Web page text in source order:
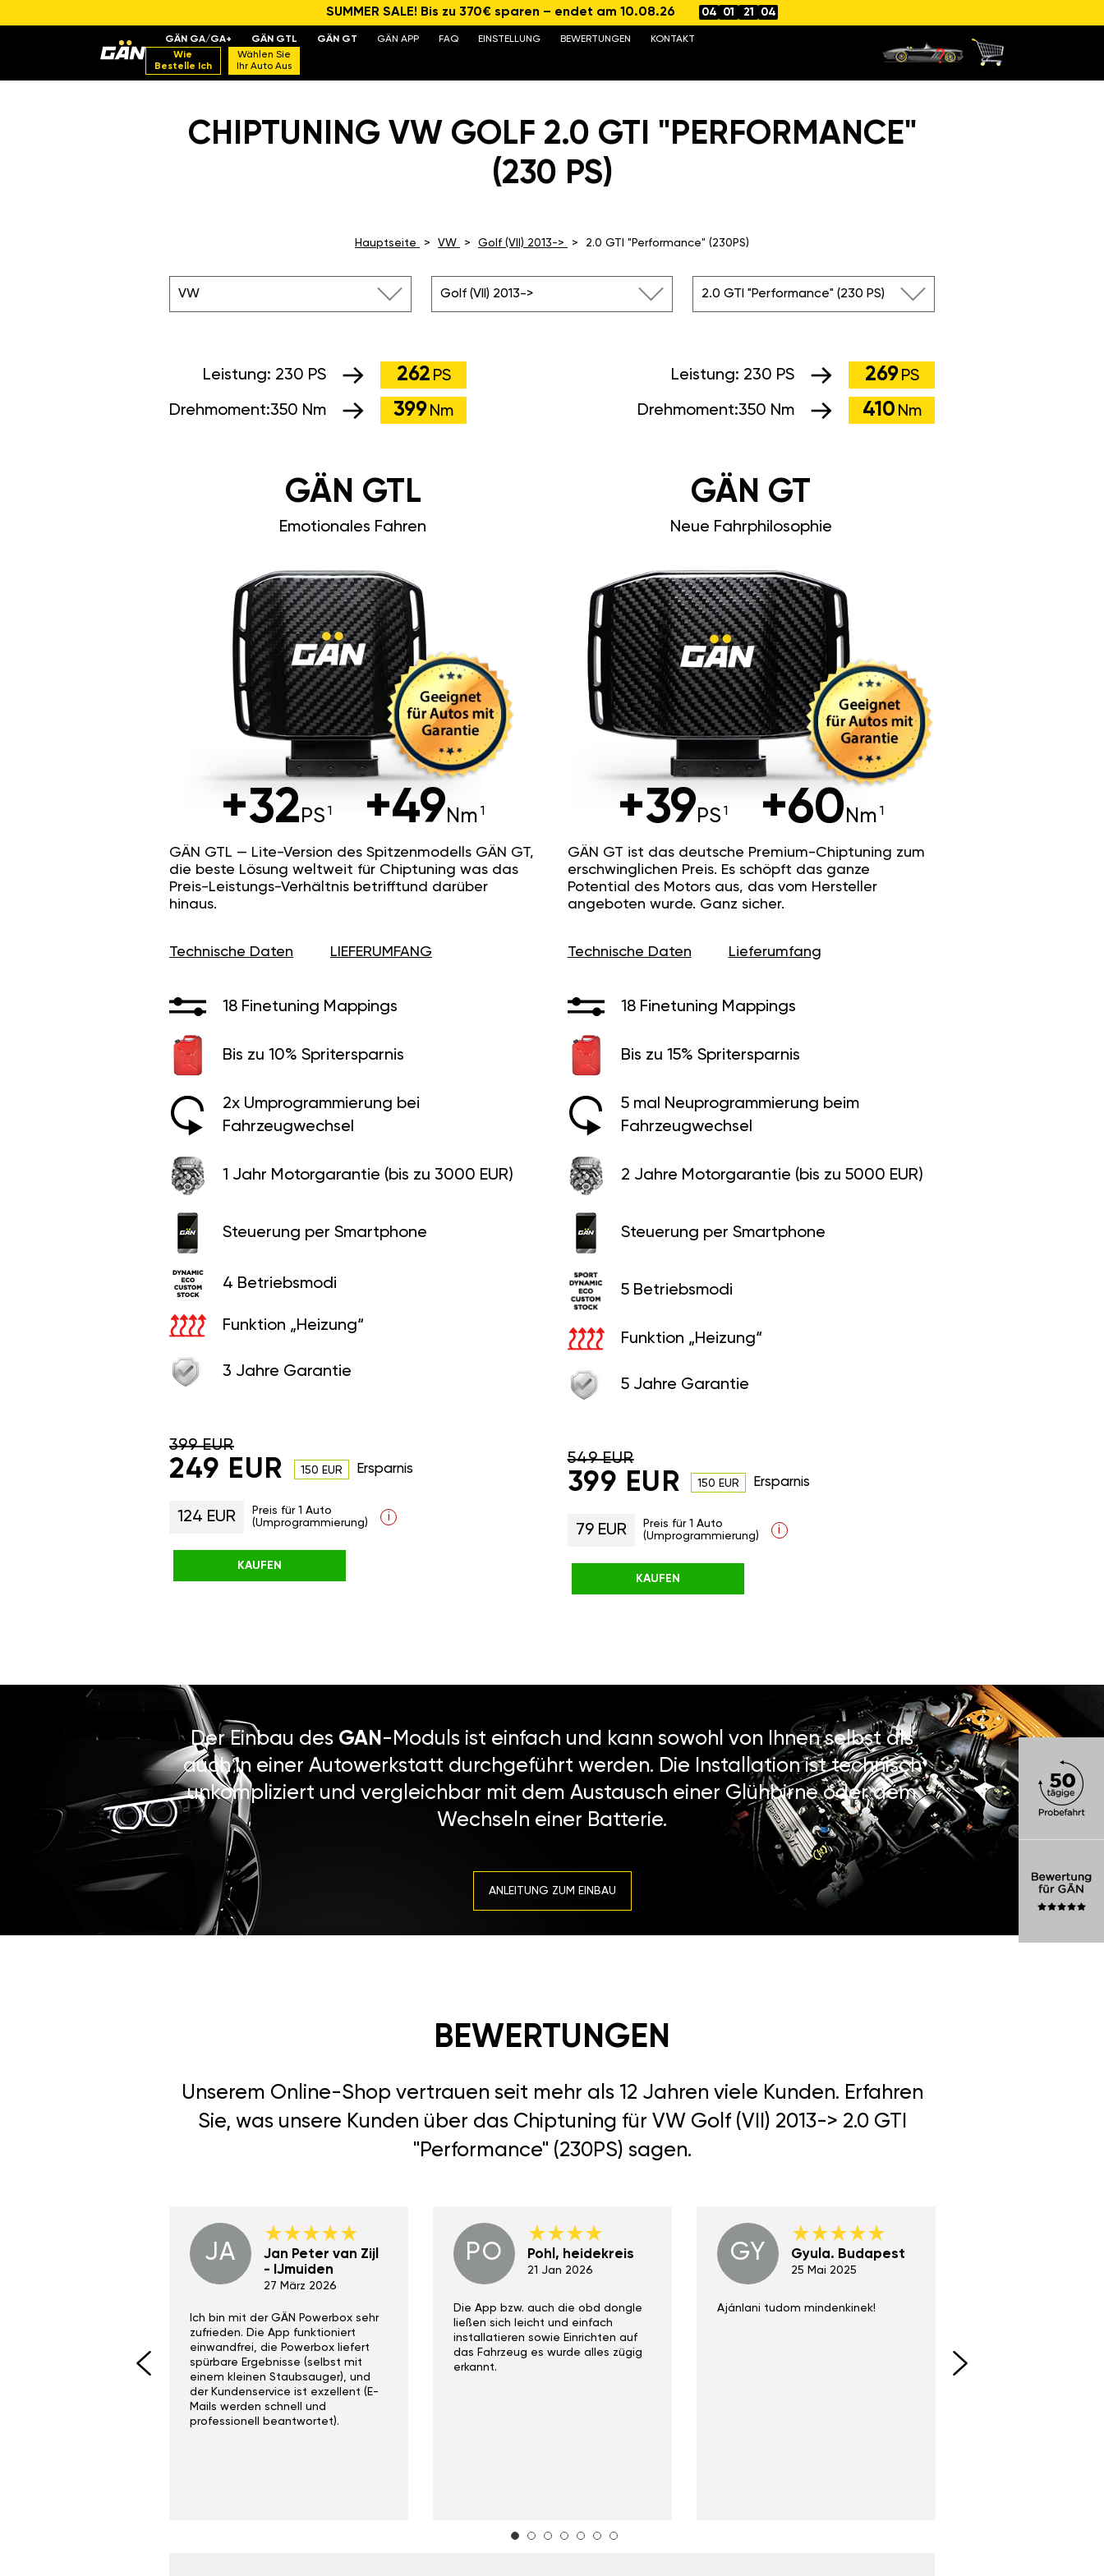
SUMMER SALE! Bis zu 370€ sparen – endet am 10.08.26 04 01 21 04
GÄN GA/GA+ GÄN GTL GÄN GT GÄN APP FAQ EINSTELLUNG BEWERTUNGEN
KONTAKT
Wie
Bestelle Ich
Wählen Sie
Ihr Auto Aus
CHIPTUNING VW GOLF 2.0 GTI "PERFORMANCE"
(230 PS)
Hauptseite VW Golf (VII) 2013-> 2.0 GTI "Performance" (230PS)
VW Golf (VII) 2013-> 2.0 GTI "Performance" (230 PS)
Leistung: 230 PS 269 PS
Drehmoment:350 Nm 410 Nm
Leistung: 230 PS 262 PS
Drehmoment:350 Nm 399 Nm
GÄN GT
Neue Fahrphilosophie
+39 PS +60 Nm
GÄN GT ist das deutsche Premium-Chiptuning zum
erschwinglichen Preis. Es schöpft das ganze
Potential des Motors aus, das vom Hersteller
angeboten wurde. Ganz sicher.
Technische Daten Lieferumfang
18 Finetuning Mappings
Bis zu 15% Spritersparnis
5 mal Neuprogrammierung beim
Fahrzeugwechsel
2 Jahre Motorgarantie (bis zu 5000 EUR)
Steuerung per Smartphone
5 Betriebsmodi
Funktion „Heizung“
5 Jahre Garantie
549 EUR
399 EUR 150 EUR Ersparnis
79 EUR
Preis für 1 Auto
(Umprogrammierung)
i
KAUFEN
GÄN GTL
Emotionales Fahren
+32 PS +49 Nm
GÄN GTL — Lite-Version des Spitzenmodells GÄN GT,
die beste Lösung weltweit für Chiptuning was das
Preis-Leistungs-Verhältnis betrifftund darüber
hinaus.
Technische Daten LIEFERUMFANG
18 Finetuning Mappings
Bis zu 10% Spritersparnis
2x Umprogrammierung bei
Fahrzeugwechsel
1 Jahr Motorgarantie (bis zu 3000 EUR)
Steuerung per Smartphone
4 Betriebsmodi
Funktion „Heizung“
3 Jahre Garantie
399 EUR
249 EUR 150 EUR Ersparnis
124 EUR
Preis für 1 Auto
(Umprogrammierung)
i
KAUFEN
Der Einbau des GAN -Moduls ist einfach und kann sowohl von Ihnen selbst als
auch in einer Autowerkstatt durchgeführt werden. Die Installation ist technisch
unkompliziert und vergleichbar mit dem Austausch einer Glühbirne oder dem
Wechseln einer Batterie.
ANLEITUNG ZUM EINBAU
BEWERTUNGEN
Unserem Online-Shop vertrauen seit mehr als 12 Jahren viele Kunden. Erfahren
Sie, was unsere Kunden über das Chiptuning für VW Golf (VII) 2013-> 2.0 GTI
"Performance" (230PS) sagen.
JA
Jan Peter van Zijl
- IJmuiden
27 März 2026
Ich bin mit der GÄN Powerbox sehr
zufrieden. Die App funktioniert
einwandfrei, die Powerbox liefert
spürbare Ergebnisse (selbst mit
einem kleinen Staubsauger), und
der Kundenservice ist exzellent (E-
Mails werden schnell und
professionell beantwortet).
PO Pohl, heidekreis
21 Jan 2026
Die App bzw. auch die obd dongle
ließen sich leicht und einfach
installatieren sowie Einrichten auf
das Fahrzeug es wurde alles zügig
erkannt.
GY Gyula. Budapest
25 Mai 2025
Ajánlani tudom mindenkinek!